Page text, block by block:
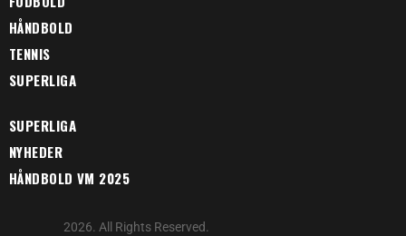
HÅNDBOLD
TENNIS
SUPERLIGA
SUPERLIGA
NYHEDER
HÅNDBOLD VM 2025
2026. All Rights Reserved.